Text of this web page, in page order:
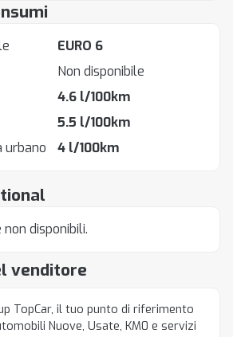
venditore
TopCar, il tuo punto di riferimento
Nuove, Usate, KM0 e servizi
disponibili.
EURO 6
Non disponibile
4.6 l/100km
5.5 l/100km
urbano
4 l/100km